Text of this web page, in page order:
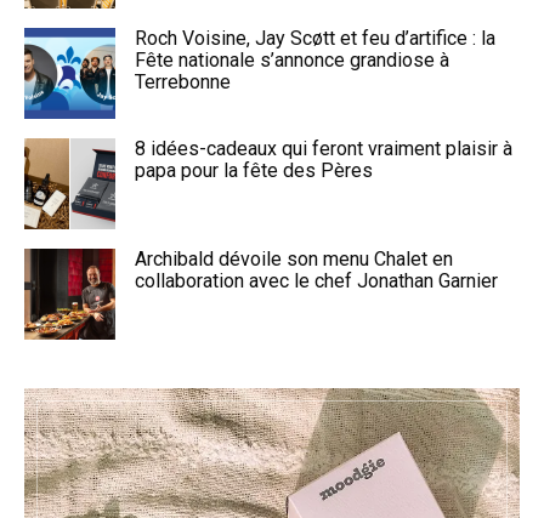
Roch Voisine, Jay Scøtt et feu d’artifice : la
Fête nationale s’annonce grandiose à
Terrebonne
8 idées-cadeaux qui feront vraiment plaisir à
papa pour la fête des Pères
Archibald dévoile son menu Chalet en
collaboration avec le chef Jonathan Garnier